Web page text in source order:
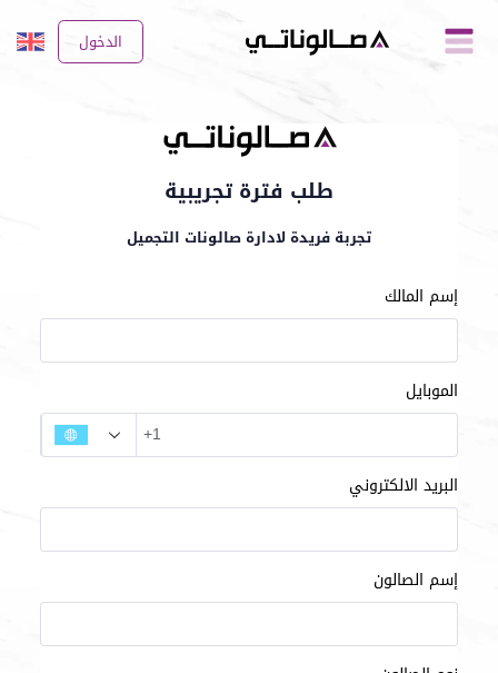
الدخول
طلب فترة تجريبية
تجربة فريدة لادارة صالونات التجميل
إسم المالك
الموبايل
البريد الالكتروني
إسم الصالون